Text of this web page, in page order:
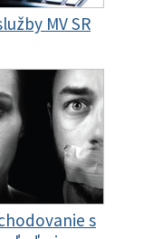
MV SR
s